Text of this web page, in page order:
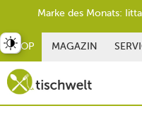
SHOP MAGAZIN
umschalten
Marke des Monats: